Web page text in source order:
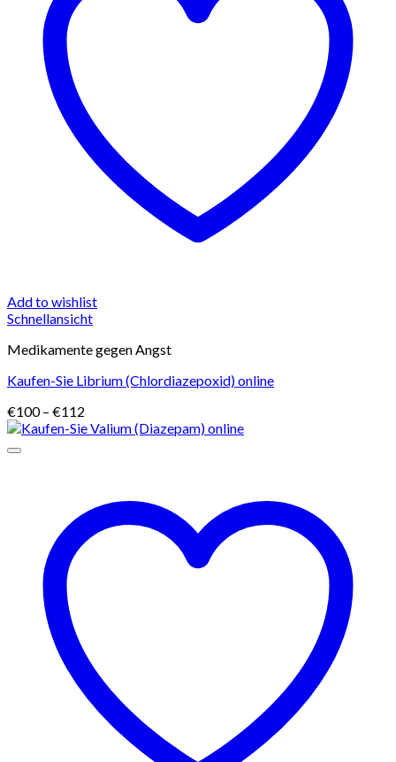
Add to wishlist
Schnellansicht
Medikamente gegen Angst
Kaufen-Sie Librium (Chlordiazepoxid) online
€100 – €112
€100